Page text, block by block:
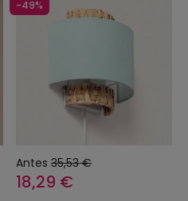
-49%
Antes 35,53 €
18,29 €